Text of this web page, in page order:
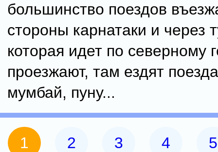
большинство поездов
стороны карнатаки и через
которая идет по северному
проезжают, там ездят
мумбай, пуну...
1 2 3 4 5